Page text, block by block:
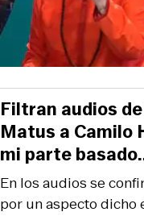
En los audios se
por un aspecto dicho
Filtran audios
Matus a Camilo
mi parte